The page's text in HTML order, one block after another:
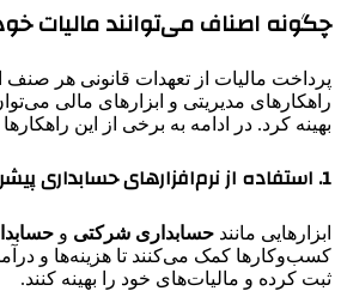
چگونه اصناف می‌توانند مالیات
پرداخت مالیات از تعهدات قانونی هر صنف
راهکارهای مدیریتی و ابزارهای مالی
بهینه کرد. در ادامه به برخی از این
1. استفاده از نرم‌افزارهای حسابداری پیشرفته
ابزارهایی مانند حسابداری شرکتی و
کسب‌وکارها کمک می‌کنند تا هزینه‌ها و
ثبت کرده و مالیات‌های خود را بهینه کنند.